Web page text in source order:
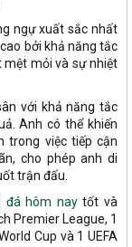
ngự xuất sắc nhất
bởi khả năng tắc
mệt mỏi và sự nhiệt
với khả năng tắc
Anh có thể khiến
trong việc tiếp cận
cho phép anh di
trận đấu.
đá hôm naytốt và
Premier League, 1
Cup và 1 UEFA